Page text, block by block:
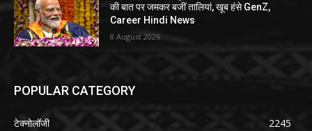
की बात पर जमकर बजीं तालियां, खूब हंसे GenZ,
Career Hindi News
8 August 2026
POPULAR CATEGORY
टेक्नोलॉजी
2245